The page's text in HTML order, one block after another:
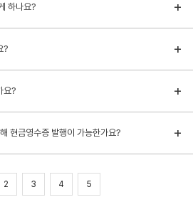
하나요?
?
요?
현금영수증 발행이 가능한가요?
2 3 4 5